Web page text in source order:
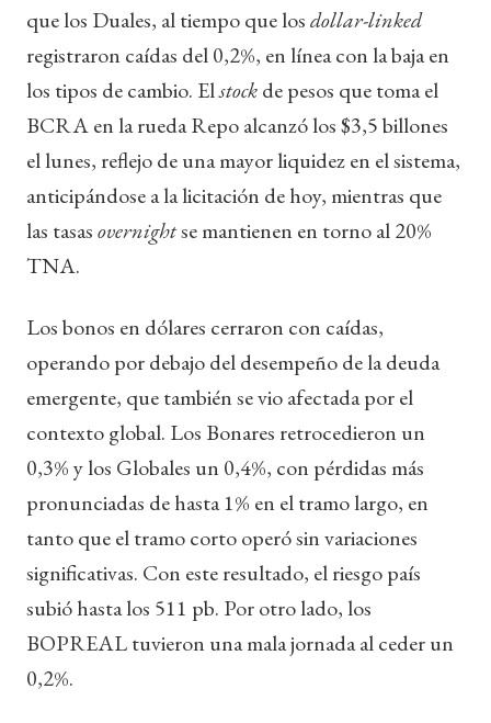
que los Duales, al tiempo que losdollar-linked
registraron caídas del 0,2%, en línea con la baja en
los tipos de cambio. Elstockde pesos que toma el
BCRA en la rueda Repo alcanzó los $3,5 billones
el lunes, reflejo de una mayor liquidez en el sistema,
anticipándose a la licitación de hoy, mientras que
las tasasovernightse mantienen en torno al 20%
TNA.
Los bonos en dólares cerraron con caídas,
operando por debajo del desempeño de la deuda
emergente, que también se vio afectada por el
contexto global. Los Bonares retrocedieron un
0,3% y los Globales un 0,4%, con pérdidas más
pronunciadas de hasta 1% en el tramo largo, en
tanto que el tramo corto operó sin variaciones
significativas. Con este resultado, el riesgo país
subió hasta los 511 pb. Por otro lado, los
BOPREAL tuvieron una mala jornada al ceder un
0,2%.